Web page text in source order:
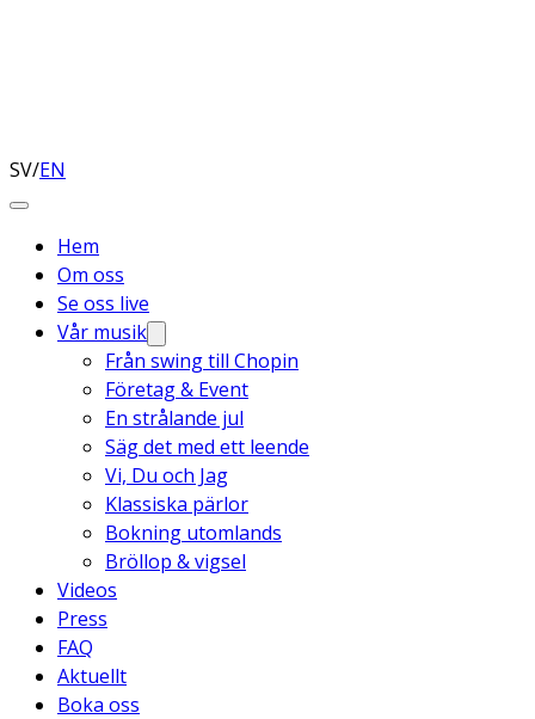
SV/EN
Hem
Om oss
Se oss live
Vår musik
Från swing till Chopin
Företag & Event
En strålande jul
Säg det med ett leende
Vi, Du och Jag
Klassiska pärlor
Bokning utomlands
Bröllop & vigsel
Videos
Press
FAQ
Aktuellt
Boka oss